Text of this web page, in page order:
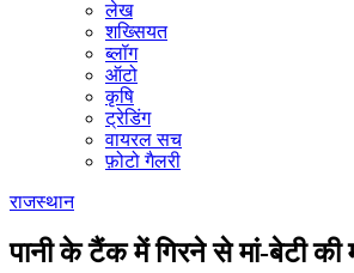
लेख
शख्सियत
ब्लॉग
ऑटो
कृषि
ट्रेडिंग
वायरल सच
फ़ोटो गैलरी
राजस्थान
पानी के टैंक में गिरने से मां-बेटी की